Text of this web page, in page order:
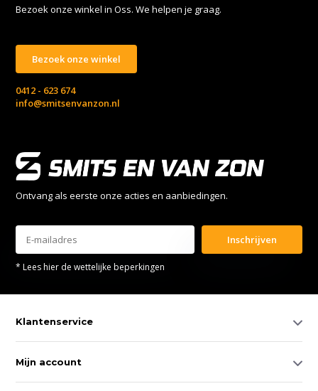
Bezoek onze winkel in Oss. We helpen je graag.
Bezoek onze winkel
0412 - 623 674
info@smitsenvanzon.nl
Ontvang als eerste onze acties en aanbiedingen.
Inschrijven
* Lees hier de wettelijke beperkingen
Klantenservice
Mijn account